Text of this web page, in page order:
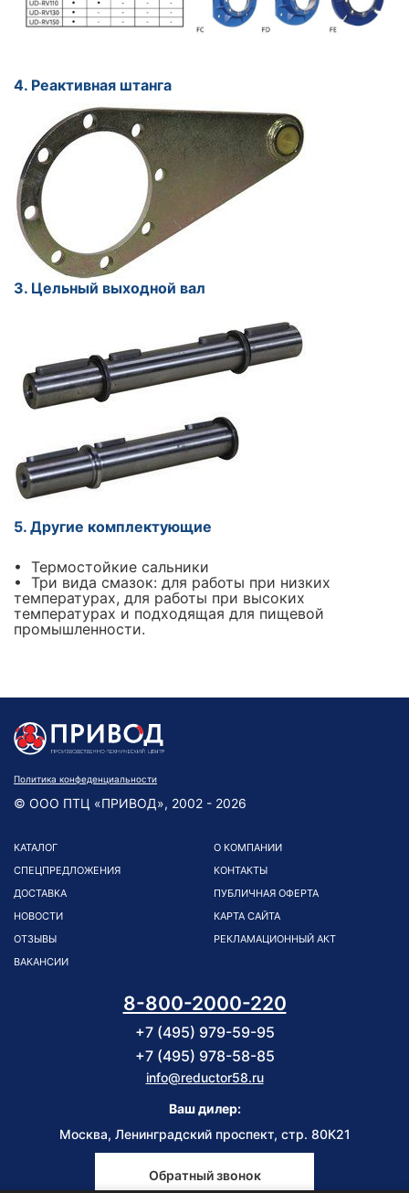
4. Реактивная штанга
3. Цельный выходной вал
5. Другие комплектующие
• Термостойкие сальники
• Три вида смазок: для работы при низких
температурах, для работы при высоких
температурах и подходящая для пищевой
промышленности.
Политика конфеденциальности
© ООО ПТЦ «ПРИВОД», 2002 - 2026
КАТАЛОГ
СПЕЦПРЕДЛОЖЕНИЯ
ДОСТАВКА
НОВОСТИ
ОТЗЫВЫ
ВАКАНСИИ
О КОМПАНИИ
КОНТАКТЫ
ПУБЛИЧНАЯ ОФЕРТА
КАРТА САЙТА
РЕКЛАМАЦИОННЫЙ АКТ
8-800-2000-220
+7 (495) 979-59-95
+7 (495) 978-58-85
info@reductor58.ru
Ваш дилер:
Москва, Ленинградский проспект, стр. 80К21
Обратный звонок